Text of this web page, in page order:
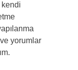
yorumlar